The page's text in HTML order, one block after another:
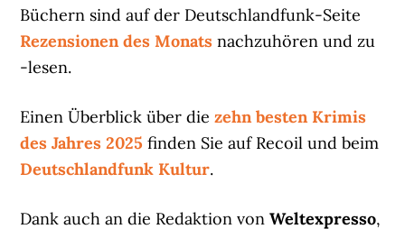
Büchern sind auf der Deutschlandfunk-Seite
Rezensionen des Monats nachzuhören und zu
-lesen.
Einen Überblick über diezehn besten Krimis
des Jahres 2025 finden Sie auf Recoil und beim
Deutschlandfunk Kultur.
Dank auch an die Redaktion vonWeltexpresso,